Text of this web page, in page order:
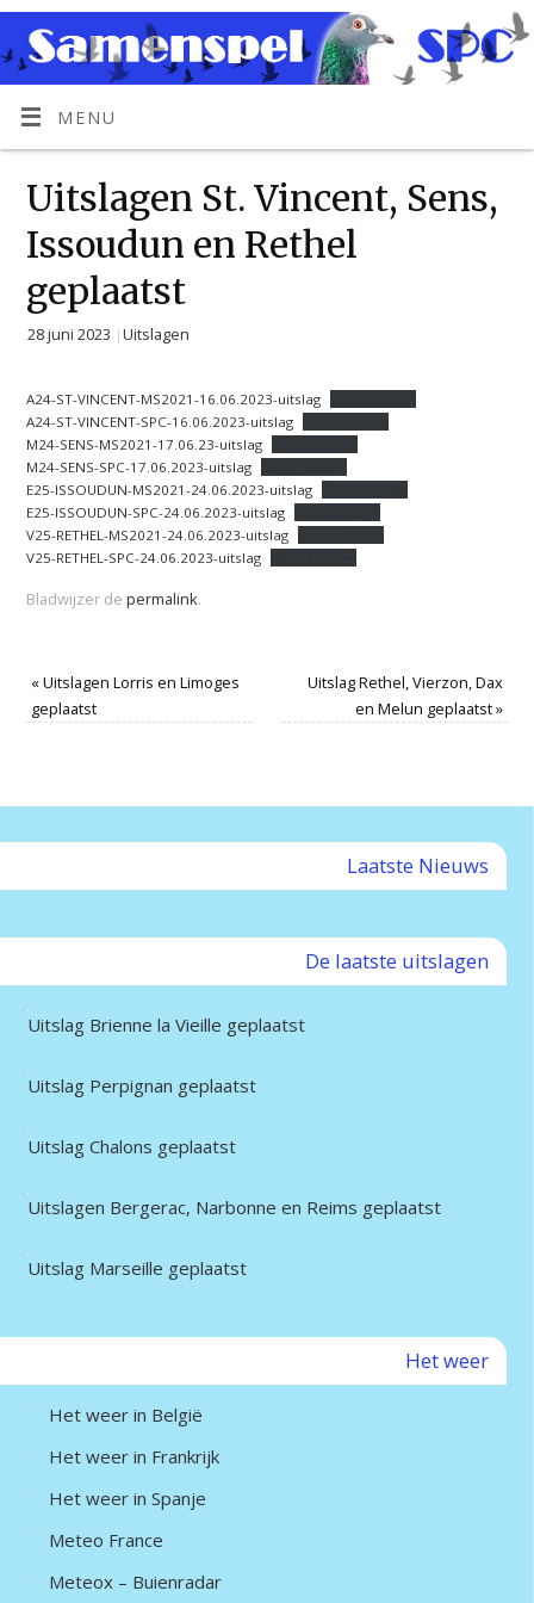
MENU
Uitslagen St. Vincent, Sens,
Issoudun en Rethel
geplaatst
28 juni 2023 |Uitslagen
A24-ST-VINCENT-MS2021-16.06.2023-uitslag
A24-ST-VINCENT-SPC-16.06.2023-uitslag
M24-SENS-MS2021-17.06.23-uitslag
M24-SENS-SPC-17.06.2023-uitslag
E25-ISSOUDUN-MS2021-24.06.2023-uitslag
E25-ISSOUDUN-SPC-24.06.2023-uitslag
V25-RETHEL-MS2021-24.06.2023-uitslag
V25-RETHEL-SPC-24.06.2023-uitslag
Bladwijzer de permalink.
«Uitslagen Lorris en Limoges
geplaatst
Uitslag Rethel, Vierzon, Dax
en Melun geplaatst»
Laatste Nieuws
De laatste uitslagen
Uitslag Brienne la Vieille geplaatst
Uitslag Perpignan geplaatst
Uitslag Chalons geplaatst
Uitslagen Bergerac, Narbonne en Reims geplaatst
Uitslag Marseille geplaatst
Het weer
Het weer in België
Het weer in Frankrijk
Het weer in Spanje
Meteo France
Meteox – Buienradar